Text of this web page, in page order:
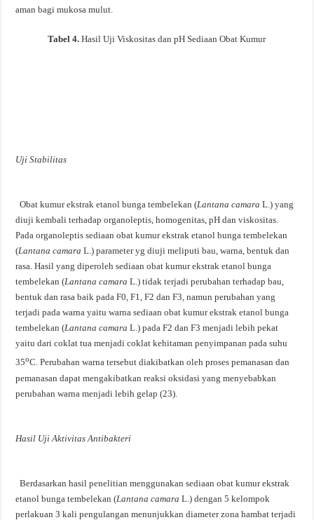
aman bagi mukosa mulut.
Tabel 4.Hasil Uji Viskositas dan pH Sediaan Obat Kumur
Uji Stabilitas
Obat kumur ekstrak etanol bunga tembelekan (Lantana camara L.) yang
diuji kembali terhadap organoleptis, homogenitas, pH dan viskositas.
Pada organoleptis sediaan obat kumur ekstrak etanol bunga tembelekan
(Lantana camara L.) parameter yg diuji meliputi bau, warna, bentuk dan
rasa. Hasil yang diperoleh sediaan obat kumur ekstrak etanol bunga
tembelekan (Lantana camara L.) tidak terjadi perubahan terhadap bau,
bentuk dan rasa baik pada F0, F1, F2 dan F3, namun perubahan yang
terjadi pada warna yaitu warna sediaan obat kumur ekstrak etanol bunga
tembelekan (Lantana camara L.) pada F2 dan F3 menjadi lebih pekat
yaitu dari coklat tua menjadi coklat kehitaman penyimpanan pada suhu
35oC. Perubahan warna tersebut diakibatkan oleh proses pemanasan dan
pemanasan dapat mengakibatkan reaksi oksidasi yang menyebabkan
perubahan warna menjadi lebih gelap (23).
Hasil Uji Aktivitas Antibakteri
Berdasarkan hasil penelitian menggunakan sediaan obat kumur ekstrak
etanol bunga tembelekan (Lantana camara L.) dengan 5 kelompok
perlakuan 3 kali pengulangan menunjukkan diameter zona hambat terjadi